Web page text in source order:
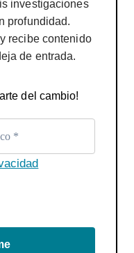
investigaciones
profundidad.
recibe contenido
de entrada.
del cambio!